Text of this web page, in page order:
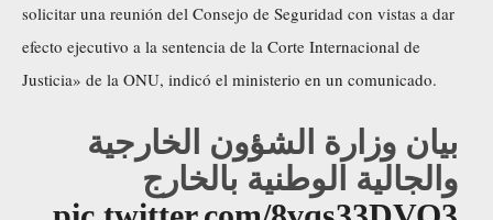
solicitar una reunión del Consejo de Seguridad con vistas a dar
efecto ejecutivo a la sentencia de la Corte Internacional de
Justicia» de la ONU, indicó el ministerio en un comunicado.
بيان وزارة الشؤون الخارجية
والجالية الوطنية بالخارج